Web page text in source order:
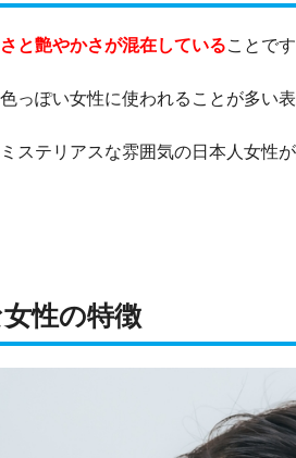
と艶やかさが混在していることです
っぽい女性に使われることが多い表
ステリアスな雰囲気の日本人女性
性の特徴